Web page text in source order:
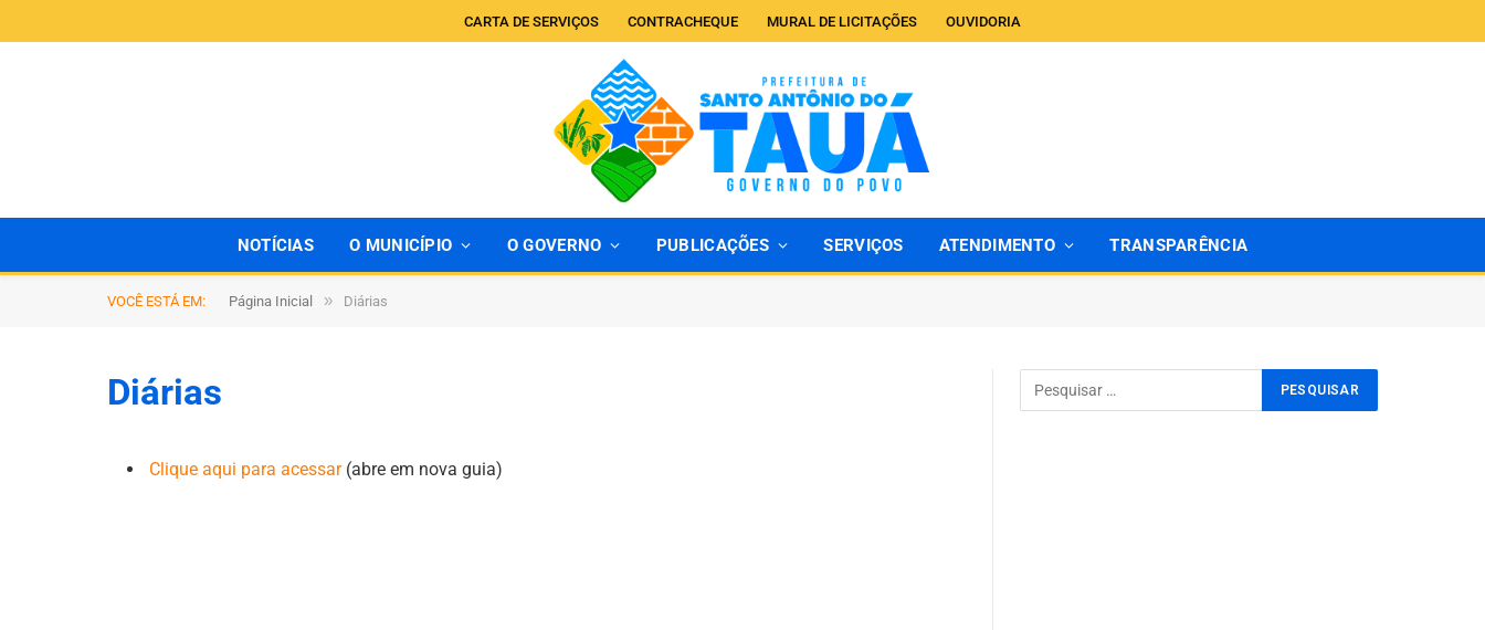
CARTA DE SERVIÇOS CONTRACHEQUE MURAL DE LICITAÇÕES OUVIDORIA
NOTÍCIAS O MUNICÍPIO O GOVERNO PUBLICAÇÕES SERVIÇOS ATENDIMENTO TRANSPARÊNCIA
VOCÊ ESTÁ EM: Página Inicial » Diárias
Diárias
Clique aqui para acessar (abre em nova guia)